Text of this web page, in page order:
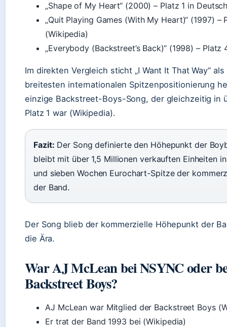
„Shape of My Heart“ (2000) – Platz 1 in
„Quit Playing Games (With My Heart)“ (1997) –
(Wikipedia)
„Everybody (Backstreet’s Back)“ (1998) –
Im direkten Vergleich sticht „I Want It That Way“
breitesten internationalen Spitzenpositionierung
einzige Backstreet-Boys-Song, der gleichzeitig in
Platz 1 war (Wikipedia).
Fazit: Der Song definierte den Höhepunkt der
bleibt mit über 1,5 Millionen verkauften Einheiten
und sieben Wochen Eurochart-Spitze der
der Band.
Der Song blieb der kommerzielle Höhepunkt der
die Ära.
War AJ McLean bei NSYNC oder
Backstreet Boys?
AJ McLean war Mitglied der Backstreet Boys
Er trat der Band 1993 bei (Wikipedia)